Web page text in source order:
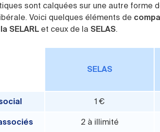
sont calquées sur une autre forme
Voici quelques éléments de
SELARL et ceux de la SELAS.
SELAS
1 €
2 à illimité